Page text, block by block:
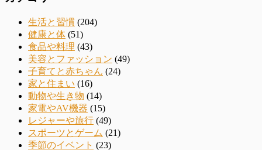
生活と習慣 (204)
健康と体 (51)
食品や料理 (43)
美容とファッション (49)
子育てと赤ちゃん (24)
家と住まい (16)
動物や生き物 (14)
家電やAV機器 (15)
レジャーや旅行 (49)
スポーツとゲーム (21)
季節のイベント (23)